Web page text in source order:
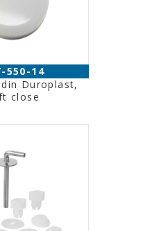
550-14
din Duroplast,
close